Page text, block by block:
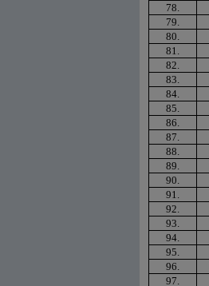
78.
79.
80.
81.
82.
83.
84.
85.
86.
87.
88.
89.
90.
91.
92.
93.
94.
95.
96.
97.